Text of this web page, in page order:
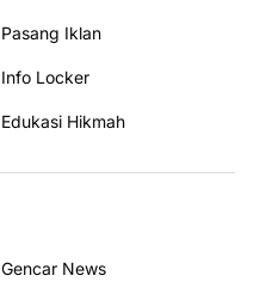
Pasang Iklan
Info Locker
Edukasi Hikmah
Gencar News